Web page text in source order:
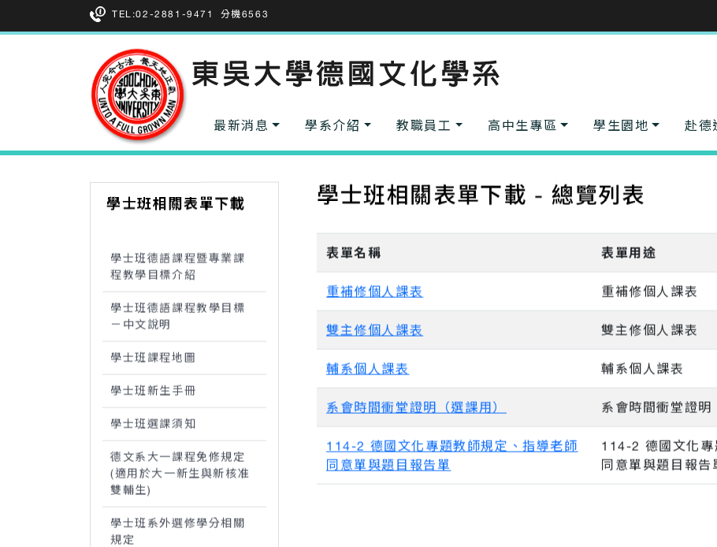
TEL:02-2881-9471 分機6563
最新消息 學系介紹 教職員工 高中生專區 學生園地 赴德
學士班相關表單下載
學士班德語課程暨專業課
程教學目標介紹
學士班德語課程教學目標
－中文說明
學士班課程地圖
學士班新生手冊
學士班選課須知
德文系大一課程免修規定
(適用於大一新生與新核准
雙輔生)
學士班系外選修學分相關
規定
學士班相關表單下載 - 總覽列表
表單名稱 表單用途
重補修個人課表 重補修個人課表
雙主修個人課表 雙主修個人課表
輔系個人課表 輔系個人課表
系會時間衝堂證明（選課用） 系會時間衝堂證明
114-2 德國文化專題教師規定、指導老師
同意單與題目報告單
114-2 德國文化專
同意單與題目報告